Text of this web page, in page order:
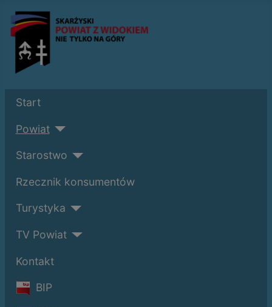
Start
Powiat
Starostwo
Rzecznik konsumentów
Turystyka
TV Powiat
Kontakt
BIP